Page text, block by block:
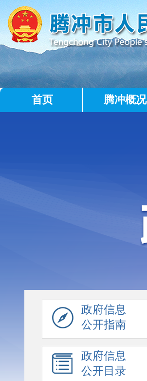
首页 腾冲概况
政府信息
公开指南
政府信息
公开目录